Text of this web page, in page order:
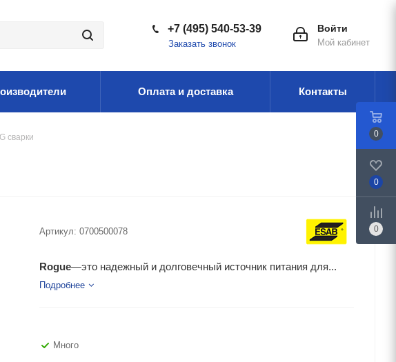
Войти
Мой кабинет
+7 (495) 540-53-39
Заказать звонок
Оплата и доставка Контакты
сварки
Артикул: 0700500078
Rogue—это надежный и долговечный источник питания для...
Подробнее
Много
0
0
0